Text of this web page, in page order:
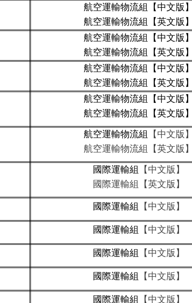
航空運輸物流組
【中文版】
航空運輸物流組【英文版】
航空運輸物流組
【中文版】
航空運輸物流組【英文版】
航空運輸物流組
【中文版】
航空運輸物流組【英文版】
航空運輸物流組
【中文版】
航空運輸物流組【英文版】
航空運輸物流組
【中文版】
航空運輸物流組【英文版】
國際運輸組
【中文版】
國際運輸組【英文版】
國際運輸組 【中文版】
國際運輸組 【中文版】
國際運輸組 【中文版】
國際運輸組 【中文版】
國際運輸組 【中文版】